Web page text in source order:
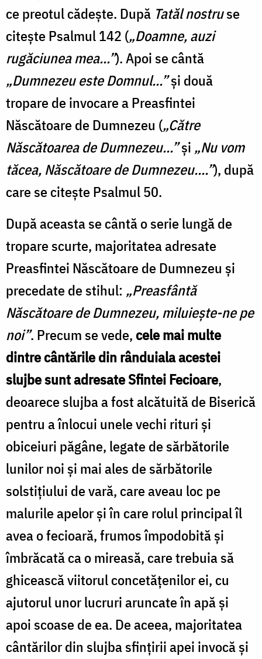
ce preotul cădeşte. După Tatălnostruse
citeşte Psalmul 142 („Doamne, auzi
rugăciunea mea...”). Apoi se cântă
„Dumnezeu este Domnul...”şi două
tropare de invocare a Preasfintei
Născătoare de Dumnezeu („Către
Născătoarea de Dumnezeu...”şi „Nu vom
tăcea, Născătoare de Dumnezeu....”), după
care se citeşte Psalmul 50.
După aceasta se cântă o serie lungă de
tropare scurte, majoritatea adresate
Preasfintei Născătoare de Dumnezeu şi
precedate de stihul: „Preasfântă
Născătoare de Dumnezeu, miluieşte-ne pe
noi”. Precum se vede,cele mai multe
dintre cântările din rânduiala acestei
slujbe sunt adresate Sfintei Fecioare,
deoarece slujba a fost alcătuită de Biserică
pentru a înlocui unele vechi rituri şi
obiceiuri păgâne, legate de sărbătorile
lunilor noi şi mai ales de sărbătorile
solstiţiului de vară, care aveau loc pe
malurile apelor şi în care rolul principal îl
avea o fecioară, frumos împodobită şi
îmbrăcată ca o mireasă, care trebuia să
ghicească viitorul concetăţenilor ei, cu
ajutorul unor lucruri aruncate în apă şi
apoi scoase de ea. De aceea, majoritatea
cântărilor din slujba sfinţirii apei invocă şi